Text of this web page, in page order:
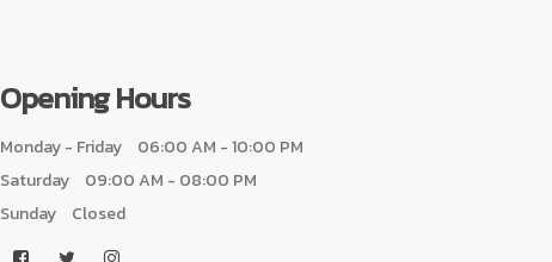
Opening Hours
Monday - Friday
06:00 AM - 10:00 PM
Saturday
09:00 AM - 08:00 PM
Sunday
Closed